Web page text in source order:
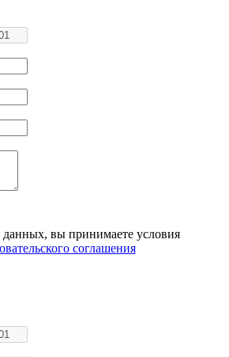
вы принимаете условия
соглашения